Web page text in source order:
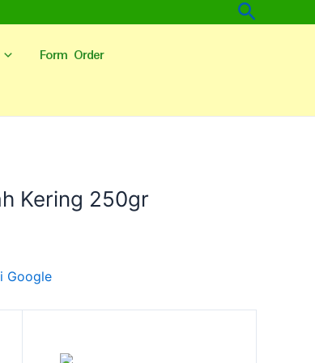
Cari
Form Order
Kering 250gr
Google